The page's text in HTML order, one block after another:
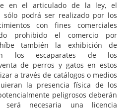
en el articulado de la ley, el
sólo podrá ser realizado por los
con fines comerciales
prohibido el comercio por
también la exhibición de
los escaparates de los
de perros y gatos en estos
a través de catálogos o medios
la presencia física de los
peligrosos deberán
necesaria una licencia